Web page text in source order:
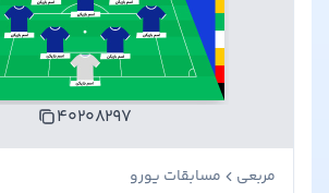
مربعی مسابقات یورو
۴۰۲۰۸۲۹۷